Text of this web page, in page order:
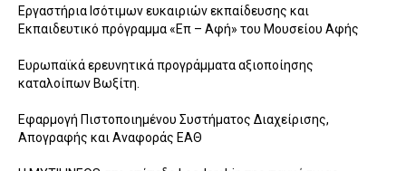
Εργαστήρια Ισότιμων ευκαιριών εκπαίδευσης και
Εκπαιδευτικό πρόγραμμα «Επ – Αφή» του Μουσείου Αφής
Ευρωπαϊκά ερευνητικά προγράμματα αξιοποίησης
καταλοίπων Βωξίτη.
Εφαρμογή Πιστοποιημένου Συστήματος Διαχείρισης,
Απογραφής και Αναφοράς ΕΑΘ